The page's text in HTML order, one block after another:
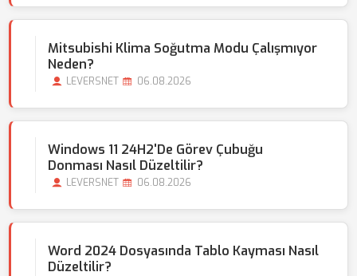
Mitsubishi Klima Soğutma Modu Çalışmıyor
Neden?
LEVERSNET 06.08.2026
Windows 11 24H2'de Görev Çubuğu
Donması Nasıl Düzeltilir?
LEVERSNET 06.08.2026
Word 2024 Dosyasında Tablo Kayması Nasıl
Düzeltilir?